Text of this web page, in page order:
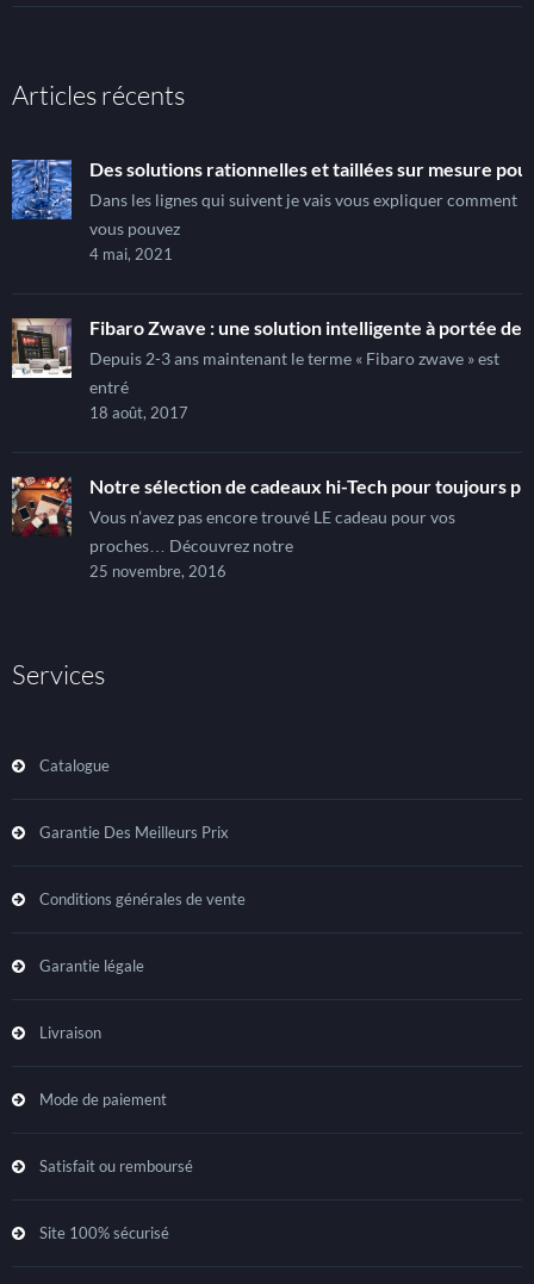
Articles récents
Des solutions rationnelles et taillées sur mesure
Dans les lignes qui suivent je vais vous expliquer comment
vous pouvez
4 mai, 2021
Fibaro Zwave : une solution intelligente à portée de
Depuis 2-3 ans maintenant le terme « Fibaro zwave » est
entré
18 août, 2017
Notre sélection de cadeaux hi-Tech pour toujours
Vous n’avez pas encore trouvé LE cadeau pour vos
proches… Découvrez notre
25 novembre, 2016
Services
Catalogue
Garantie Des Meilleurs Prix
Conditions générales de vente
Garantie légale
Livraison
Mode de paiement
Satisfait ou remboursé
Site 100% sécurisé